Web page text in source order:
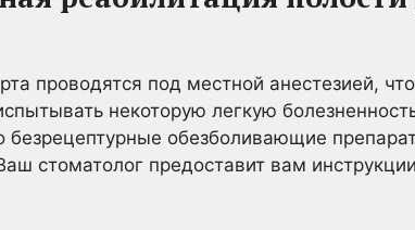
проводятся под местной анестезией,
некоторую легкую
обезболивающие
стоматолог предоставит вам